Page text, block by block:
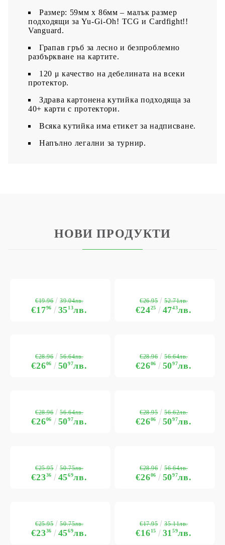
Размер: 59мм х 86мм – малък размер
подходящи за Yu-Gi-Oh! TCG и Cardfight!!
Vanguard.
Грапав гръб за лесно и безпроблемно
разбъркване на картите.
120 μ качество на дебелината на всеки
протектор.
Здрава картонена кутийка подходяща за
40+ карти с протектори.
Всяка кутийка има етикет за надписване.​
Напълно легални за турнир.
НОВИ ПРОДУКТИ
€1796 3513лв.
€19.96 39.04лв.
€2425 4743лв.
€26.95 52.71лв.
€2606 5097лв.
€28.96 56.64лв.
€2606 5097лв.
€28.96 56.64лв.
€2606 5097лв.
€28.96 56.64лв.
€2606 5097лв.
€28.95 56.62лв.
€2336 4569лв.
€25.95 50.75лв.
€2606 5097лв.
€28.96 56.64лв.
€2336 4569лв.
€25.95 50.75лв.
€1615 3159лв.
€17.95 35.11лв.